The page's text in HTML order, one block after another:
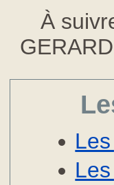
À
GERARD